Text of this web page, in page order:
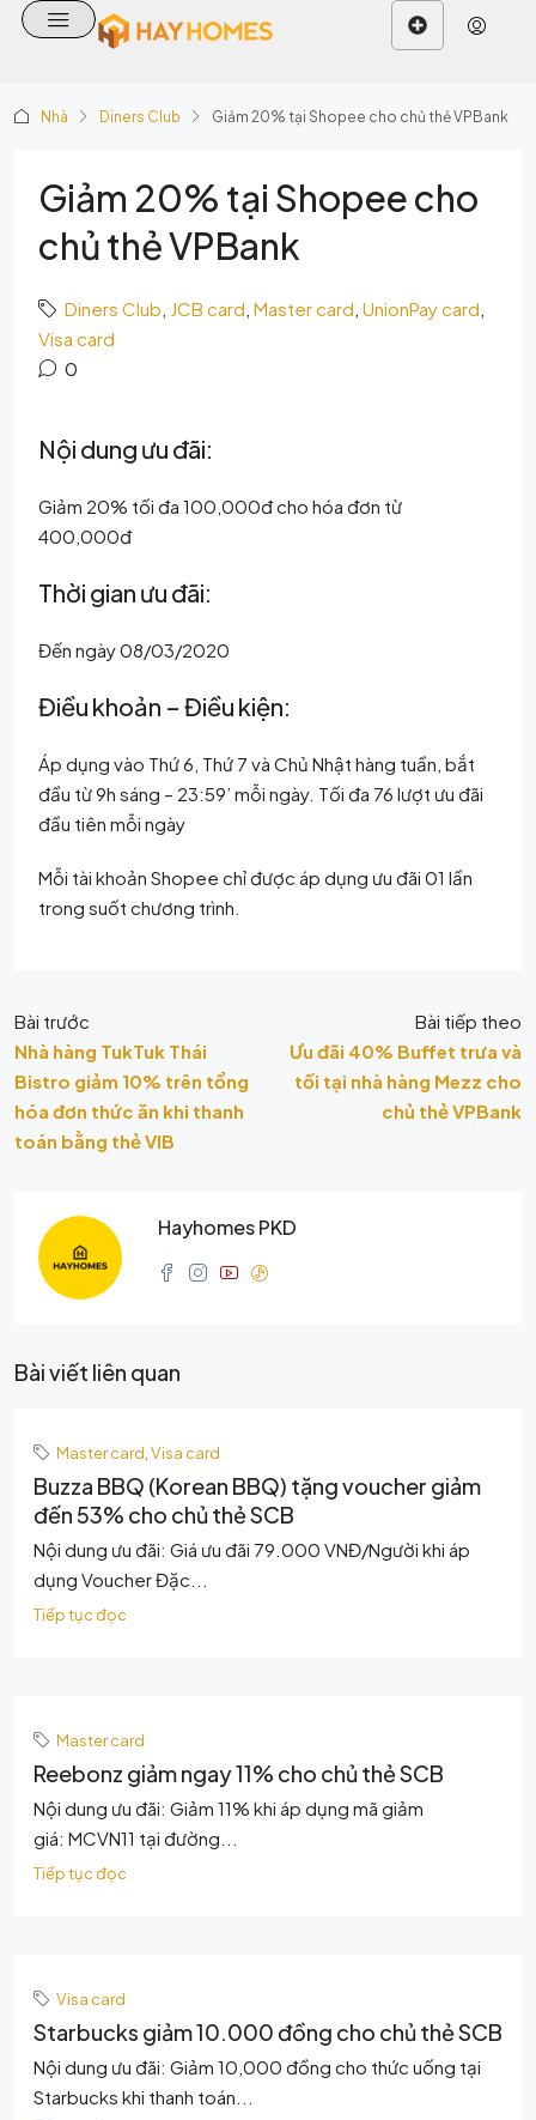
Nhà Diners Club Giảm 20% tại Shopee cho chủ thẻ VPBank
Giảm 20% tại Shopee cho
chủ thẻ VPBank
Diners Club JCB card Master card UnionPay card
Visa card
0
Nội dung ưu đãi:
Giảm 20% tối đa 100,000đ cho hóa đơn từ
400,000đ
Thời gian ưu đãi:
Đến ngày 08/03/2020
Điều khoản – Điều kiện:
Áp dụng vào Thứ 6, Thứ 7 và Chủ Nhật hàng tuần, bắt
đầu từ 9h sáng – 23:59’ mỗi ngày. Tối đa 76 lượt ưu đãi
đầu tiên mỗi ngày
Mỗi tài khoản Shopee chỉ được áp dụng ưu đãi 01 lần
trong suốt chương trình.
Bài trước
Nhà hàng TukTuk Thái
Bistro giảm 10% trên tổng
hóa đơn thức ăn khi thanh
toán bằng thẻ VIB
Bài tiếp theo
Ưu đãi 40% Buffet trưa và
tối tại nhà hàng Mezz cho
chủ thẻ VPBank
Hayhomes PKD
Bài viết liên quan
Master card Visa card
Buzza BBQ (Korean BBQ) tặng voucher giảm
đến 53% cho chủ thẻ SCB
Nội dung ưu đãi: Giá ưu đãi 79.000 VNĐ/Người khi áp
dụng Voucher Đặc...
Tiếp tục đọc
Master card
Reebonz giảm ngay 11% cho chủ thẻ SCB
Nội dung ưu đãi: Giảm 11% khi áp dụng mã giảm
giá: MCVN11 tại đường...
Tiếp tục đọc
Visa card
Starbucks giảm 10.000 đồng cho chủ thẻ SCB
Nội dung ưu đãi: Giảm 10,000 đồng cho thức uống tại
Starbucks khi thanh toán...